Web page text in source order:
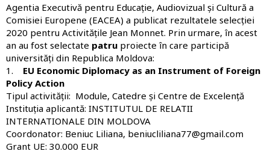
Agentia Executivă pentru Educație, Audiovizual și Cultură a
Comisiei Europene (EACEA) a publicat rezultatele selecției
2020 pentru Activitățile Jean Monnet. Prin urmare, în acest
an au fost selectate patru proiecte în care participă
universități din Republica Moldova:
1. EU Economic Diplomacy as an Instrument of Foreign
Policy Action
Tipul activității: Module, Catedre și Centre de Excelență
Instituția aplicantă: INSTITUTUL DE RELATII
INTERNATIONALE DIN MOLDOVA
Coordonator: Beniuc Liliana, beniucliliana77@gmail.com
Grant UE: 30.000 EUR